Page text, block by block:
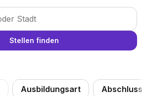
Stellen finden
Ausbildungsart Abschluss